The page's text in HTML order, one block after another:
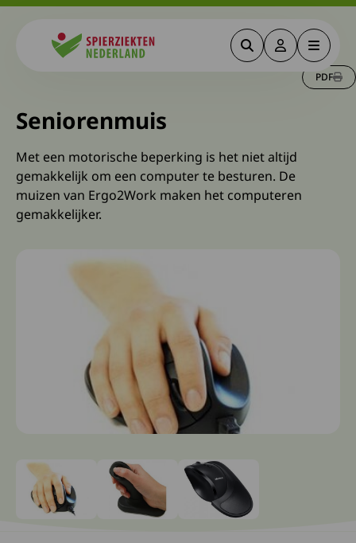
ZoekenDeze link
Menu
PDF
Seniorenmuis
Met een motorische beperking is het niet altijd
gemakkelijk om een computer te besturen. De
muizen van Ergo2Work maken het computeren
gemakkelijker.
Ga naar slide: 0 Ga naar slide: 1Ga naar slide: 2